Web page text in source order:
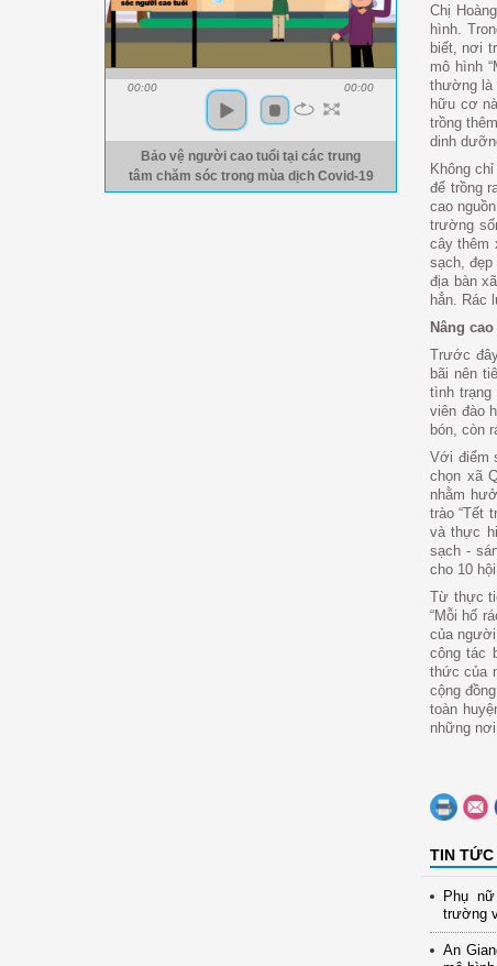
00:00 00:00
Bảo vệ người cao tuổi tại các trung
tâm chăm sóc trong mùa dịch Covid-19
Chị
hình.
biết, nơi
mô hình
thường là
hữu cơ
trồng
dinh
Không
để trồng
cao
trường
cây thêm
sạch,
địa bàn
hẳn. Rác
Nâng
Trước
bãi nên
tình trạng
viên đào
bón, còn
Với điểm
chọn xã
nhằm
trào “Tết
và thực
sạch -
cho 10
Từ thực
“Mỗi hố
của
công tác
thức của
cộng
toàn
những
TIN TỨC
Phụ
trường
An